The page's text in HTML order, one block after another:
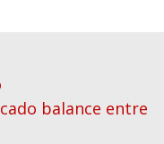
balance entre